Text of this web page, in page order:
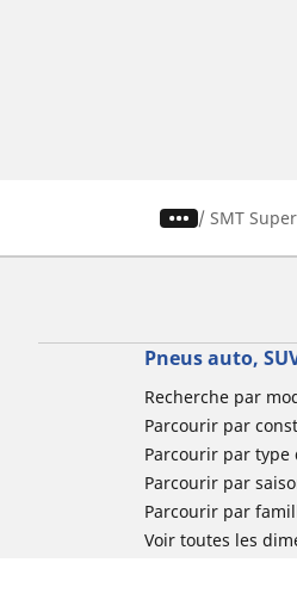
/ SMT
Pneus auto,
Recherche par
Parcourir par
Parcourir par type
Parcourir par
Parcourir par
Voir toutes les